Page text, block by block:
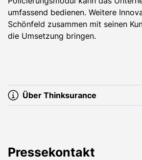
umfassend bedienen. Weitere
Schönfeld zusammen mit seinen
die Umsetzung bringen.
Über Thinksurance
Pressekontakt